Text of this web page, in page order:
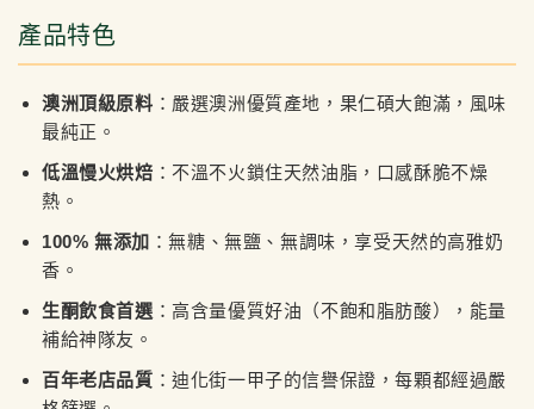
產品特色
澳洲頂級原料 ：嚴選澳洲優質產地，果仁碩大飽滿，風味
最純正。
低溫慢火烘焙 ：不溫不火鎖住天然油脂，口感酥脆不燥
熱。
100% 無添加 ：無糖、無鹽、無調味，享受天然的高雅奶
香。
生酮飲食首選 ：高含量優質好油（不飽和脂肪酸），能量
補給神隊友。
百年老店品質 ：迪化街一甲子的信譽保證，每顆都經過嚴